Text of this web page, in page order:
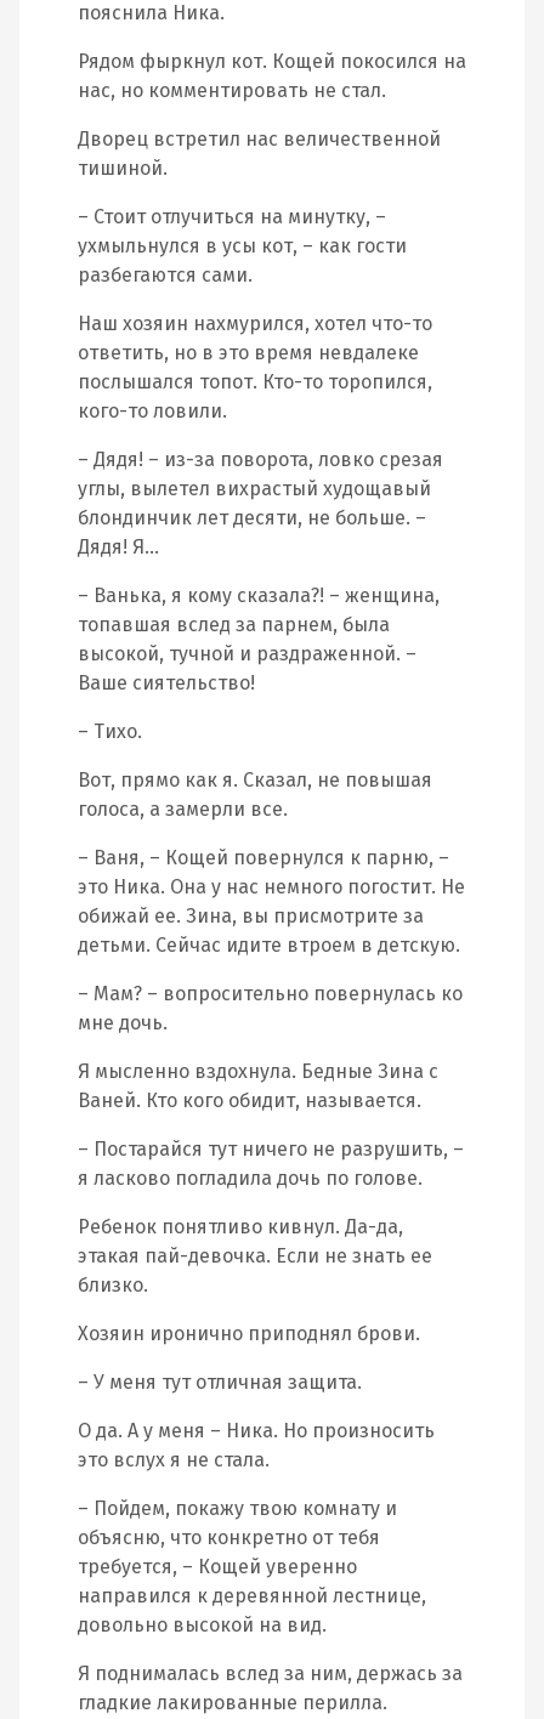
пояснила Ника.
Рядом фыркнул кот. Кощей покосился на
нас, но комментировать не стал.
Дворец встретил нас величественной
тишиной.
– Стоит отлучиться на минутку, –
ухмыльнулся в усы кот, – как гости
разбегаются сами.
Наш хозяин нахмурился, хотел что-то
ответить, но в это время невдалеке
послышался топот. Кто-то торопился,
кого-то ловили.
– Дядя! – из-за поворота, ловко срезая
углы, вылетел вихрастый худощавый
блондинчик лет десяти, не больше. –
Дядя! Я…
– Ванька, я кому сказала?! – женщина,
топавшая вслед за парнем, была
высокой, тучной и раздраженной. –
Ваше сиятельство!
– Тихо.
Вот, прямо как я. Сказал, не повышая
голоса, а замерли все.
– Ваня, – Кощей повернулся к парню, –
это Ника. Она у нас немного погостит. Не
обижай ее. Зина, вы присмотрите за
детьми. Сейчас идите втроем в детскую.
– Мам? – вопросительно повернулась ко
мне дочь.
Я мысленно вздохнула. Бедные Зина с
Ваней. Кто кого обидит, называется.
– Постарайся тут ничего не разрушить, –
я ласково погладила дочь по голове.
Ребенок понятливо кивнул. Да-да,
этакая пай-девочка. Если не знать ее
близко.
Хозяин иронично приподнял брови.
– У меня тут отличная защита.
О да. А у меня – Ника. Но произносить
это вслух я не стала.
– Пойдем, покажу твою комнату и
объясню, что конкретно от тебя
требуется, – Кощей уверенно
направился к деревянной лестнице,
довольно высокой на вид.
Я поднималась вслед за ним, держась за
гладкие лакированные перилла.